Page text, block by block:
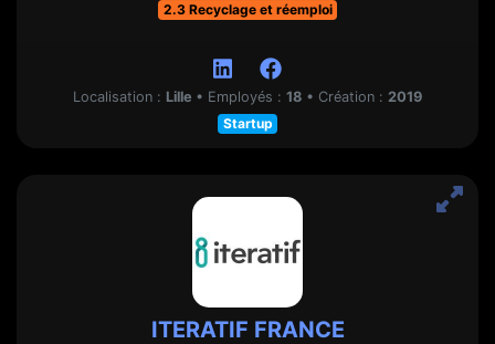
2.3 Recyclage et réemploi
Localisation : Lille • Employés : 18 • Création : 2019
Startup
ITERATIF FRANCE